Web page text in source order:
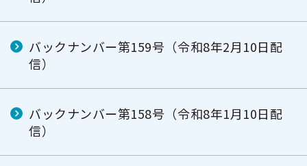
バックナンバー第159号（令和8年2月10日配
信）
バックナンバー第158号（令和8年1月10日配
信）